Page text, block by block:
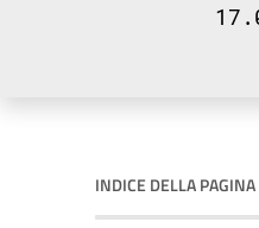
INDICE DELLA PAGINA